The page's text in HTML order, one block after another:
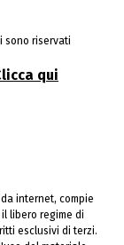
sono riservati
qui
internet, compie
libero regime di
esclusivi di terzi.